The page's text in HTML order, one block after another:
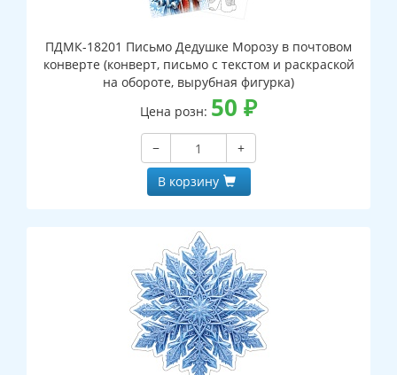
ПДМК-18201 Письмо Дедушке Морозу в почтовом
конверте (конверт, письмо с текстом и раскраской
на обороте, вырубная фигурка)
Цена розн: 50 ₽
−
+
В корзину